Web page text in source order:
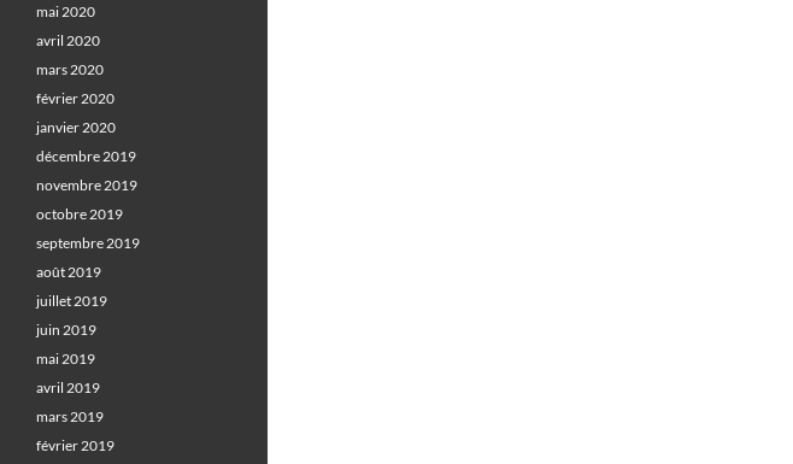
mai 2020
avril 2020
mars 2020
février 2020
janvier 2020
décembre 2019
novembre 2019
octobre 2019
septembre 2019
août 2019
juillet 2019
juin 2019
mai 2019
avril 2019
mars 2019
février 2019